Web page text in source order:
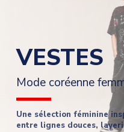
VESTES
Mode coréenne
Une sélection féminine
entre lignes douces,